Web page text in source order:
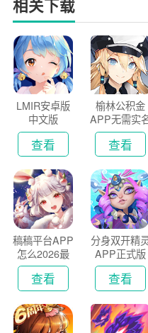
相关下载
LMIR安卓版
中文版
查看
榆林公积金
APP无需实
认证版
查看
稿稿平台APP
怎么2026最
新版
查看
分身双开精灵
APP正式版
查看